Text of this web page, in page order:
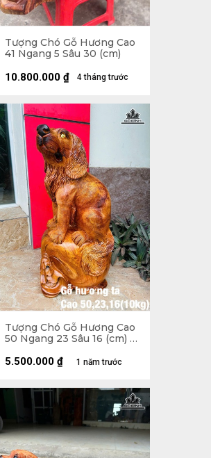
Tượng Chó Gỗ Hương Cao
41 Ngang 5 Sâu 30 (cm)
4 tháng trước
10.800.000 ₫
Tượng Chó Gỗ Hương Cao
50 Ngang 23 Sâu 16 (cm) -
1 năm trước
5.500.000 ₫